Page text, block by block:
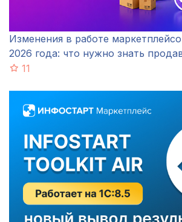
Изменения в работе
2026 года: что нужно знать
11